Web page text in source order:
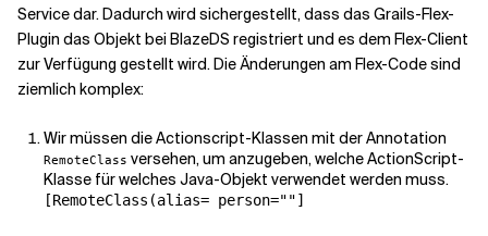
Service dar. Dadurch wird sichergestellt, dass das Grails-Flex-
Plugin das Objekt bei BlazeDS registriert und es dem Flex-Client
zur Verfügung gestellt wird. Die Änderungen am Flex-Code sind
ziemlich komplex:
Wir müssen die Actionscript-Klassen mit der Annotation
RemoteClass versehen, um anzugeben, welche ActionScript-
Klasse für welches Java-Objekt verwendet werden muss.
[RemoteClass(alias= person=""]